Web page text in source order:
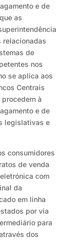
e de
as
relacionadas
de
nos
se aplica aos
Centrais
à
e de
legislativas e
consumidores
de venda
com
da
em linha
por via
para
dos